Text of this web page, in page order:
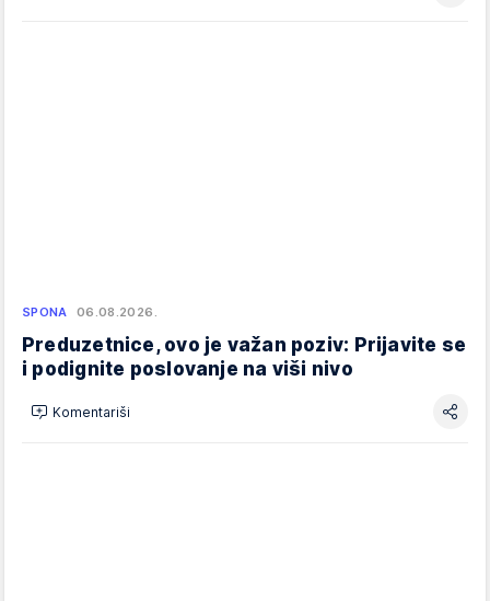
SPONA 06.08.2026.
Preduzetnice, ovo je važan poziv: Prijavite se
i podignite poslovanje na viši nivo
Komentariši